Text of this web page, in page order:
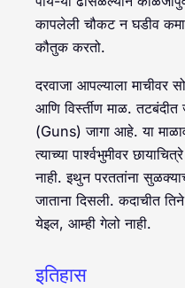
कापलेली चौकट न घडीव
कौतुक करतो.
दरवाजा आपल्याला माचीवर
आणि विर्स्तीण माळ. तटबंदीत
(Guns) जागा आहे. या
त्याच्या पार्श्वभुमीवर
नाही. इथुन परततांना
जाताना दिसली. कदाचीत
येइल, आम्ही गेलो नाही.
इतिहास